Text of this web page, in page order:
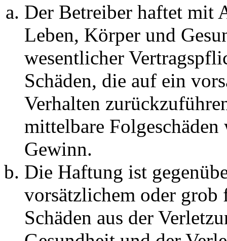
Der Betreiber haftet mit
Leben, Körper und
wesentlicher
Schäden, die auf ein
Verhalten
mittelbare Folgeschäden
Gewinn.
Die Haftung ist
vorsätzlichem oder grob
Schäden aus der